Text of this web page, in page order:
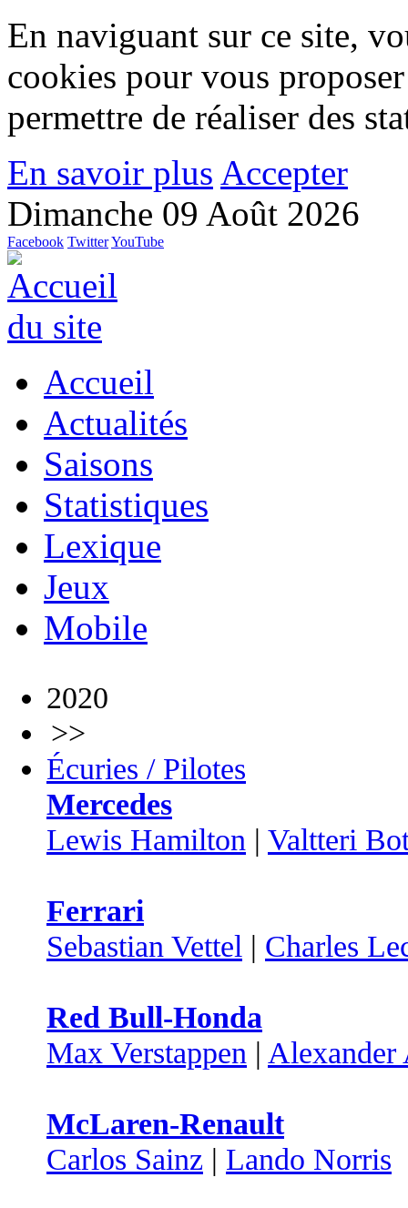
En naviguant sur ce site,
cookies pour vous
permettre de réaliser des
En savoir plus Accepter
Dimanche 09 Août 2026
Facebook TwitterYouTube
Accueil
Actualités
Saisons
Statistiques
Lexique
Jeux
Mobile
2020
>>
Écuries / Pilotes
Mercedes
Lewis Hamilton | Valtteri
Ferrari
Sebastian Vettel | Charles
Red Bull-Honda
Max Verstappen | Alexander
McLaren-Renault
Carlos Sainz | Lando Norris